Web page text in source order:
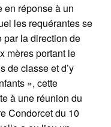
en réponse à un
les requérantes se
par la direction de
mères portant le
de classe et d’y
», cette
à une réunion du
Condorcet du 10